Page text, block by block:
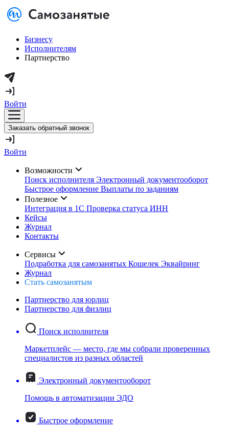
Бизнесу
Исполнителям
Партнерство
Войти
Заказать обратный звонок
Войти
Возможности
Поиск исполнителя Электронный документооборот
Быстрое оформление Выплаты по заданиям
Полезное
Интеграция в 1С Проверка статуса ИНН
Кейсы
Журнал
Контакты
Сервисы
Подработка для самозанятых Кошелек Эквайринг
Журнал
Стать самозанятым
Партнерство для юрлиц
Партнерство для физлиц
Поиск исполнителя
Маркетплейс — место, где мы собрали проверенных
специалистов из разных областей
Электронный документооборот
Помощь в автоматизации ЭДО
Быстрое оформление